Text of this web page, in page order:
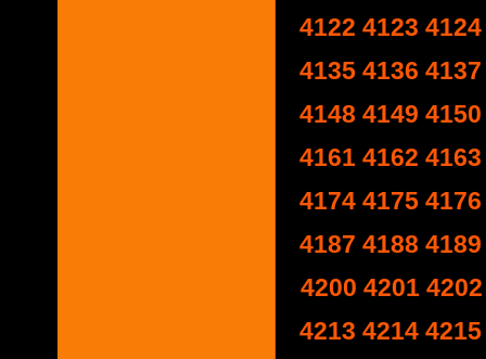
4122 4123 4124
4135 4136 4137
4148 4149 4150
4161 4162 4163
4174 4175 4176
4187 4188 4189
4200 4201 4202
4213 4214 4215